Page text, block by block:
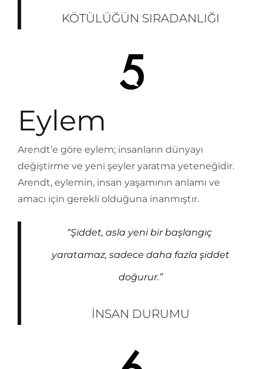
KÖTÜLÜĞÜN SIRADANLIĞI
Eylem
Arendt’e göre eylem; insanların dünyayı
değiştirme ve yeni şeyler yaratma yeteneğidir.
Arendt, eylemin, insan yaşamının anlamı ve
amacı için gerekli olduğuna inanmıştır.
“Şiddet, asla yeni bir başlangıç ​​
yaratamaz, sadece daha fazla şiddet
doğurur.”
İNSAN DURUMU